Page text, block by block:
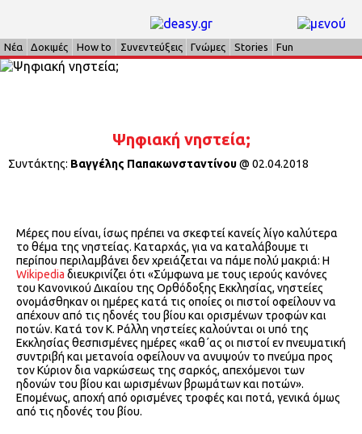
Νέα Δοκιμές How to Συνεντεύξεις Γνώμες Stories Fun
Ψηφιακή νηστεία;
Συντάκτης: Βαγγέλης Παπακωνσταντίνου@ 02.04.2018
Μέρες που είναι, ίσως πρέπει να σκεφτεί κανείς λίγο καλύτερα
το θέμα της νηστείας. Καταρχάς, για να καταλάβουμε τι
περίπου περιλαμβάνει δεν χρειάζεται να πάμε πολύ μακριά: Η
Wikipedia διευκρινίζει ότι «Σύμφωνα με τους ιερούς κανόνες
του Κανονικού Δικαίου της Ορθόδοξης Εκκλησίας, νηστείες
ονομάσθηκαν οι ημέρες κατά τις οποίες οι πιστοί οφείλουν να
απέχουν από τις ηδονές του βίου και ορισμένων τροφών και
ποτών. Κατά τον Κ. Ράλλη νηστείες καλούνται οι υπό της
Εκκλησίας θεσπισμένες ημέρες «καθ΄ας οι πιστοί εν πνευματική
συντριβή και μετανοία οφείλουν να ανυψούν το πνεύμα προς
τον Κύριον δια ναρκώσεως της σαρκός, απεχόμενοι των
ηδονών του βίου και ωρισμένων βρωμάτων και ποτών».
Επομένως, αποχή από ορισμένες τροφές και ποτά, γενικά όμως
από τις ηδονές του βίου.